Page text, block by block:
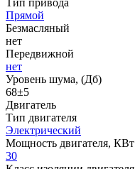
Прямой
Безмасляный
нет
Передвижной
нет
Уровень шума, (Дб)
68±5
Двигатель
Тип двигателя
Электрический
Мощность двигателя, КВт
30